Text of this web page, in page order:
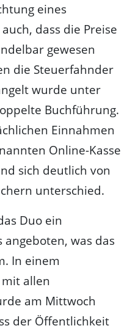
eines
dass die Preise
gewesen
die Steuerfahnder
wurde unter
Buchführung.
Einnahmen
Online-Kasse
sich deutlich von
unterschied.
Duo ein
angeboten, was das
In einem
allen
am Mittwoch
der Öffentlichkeit